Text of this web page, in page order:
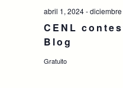
abril 1, 2024-
CENL
Blog
Gratuito